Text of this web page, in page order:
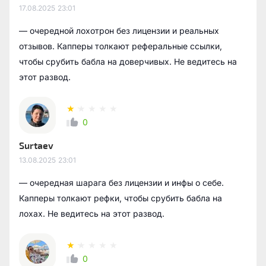
17.08.2025 23:01
— очередной лохотрон без лицензии и реальных
отзывов. Капперы толкают реферальные ссылки,
чтобы срубить бабла на доверчивых. Не ведитесь на
этот развод.
0
Surtaev
13.08.2025 23:01
— очередная шарага без лицензии и инфы о себе.
Капперы толкают рефки, чтобы срубить бабла на
лохах. Не ведитесь на этот развод.
0